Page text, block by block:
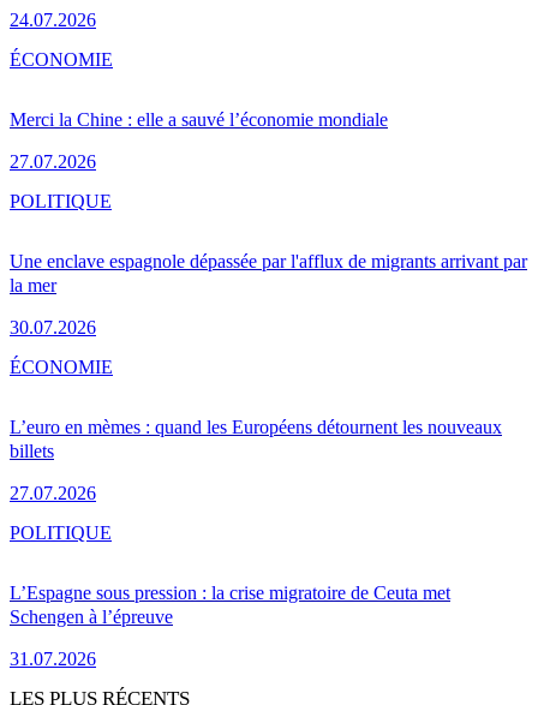
24.07.2026
Merci la Chine : elle a sauvé l’économie mondiale
27.07.2026
ÉCONOMIE
Une enclave espagnole dépassée par l'afflux de migrants arrivant par
la mer
30.07.2026
POLITIQUE
L’euro en mèmes : quand les Européens détournent les nouveaux
billets
27.07.2026
ÉCONOMIE
L’Espagne sous pression : la crise migratoire de Ceuta met
Schengen à l’épreuve
31.07.2026
POLITIQUE
LES PLUS RÉCENTS